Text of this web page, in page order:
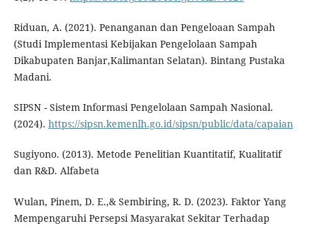
Riduan, A. (2021). Penanganan dan Pengeloaan Sampah
(Studi Implementasi Kebijakan Pengelolaan Sampah
Dikabupaten Banjar,Kalimantan Selatan). Bintang Pustaka
Madani.
SIPSN - Sistem Informasi Pengelolaan Sampah Nasional.
(2024). https://sipsn.kemenlh.go.id/sipsn/public/data/capaian
Sugiyono. (2013). Metode Penelitian Kuantitatif, Kualitatif
dan R&D. Alfabeta
Wulan, Pinem, D. E.,& Sembiring, R. D. (2023). Faktor Yang
Mempengaruhi Persepsi Masyarakat Sekitar Terhadap